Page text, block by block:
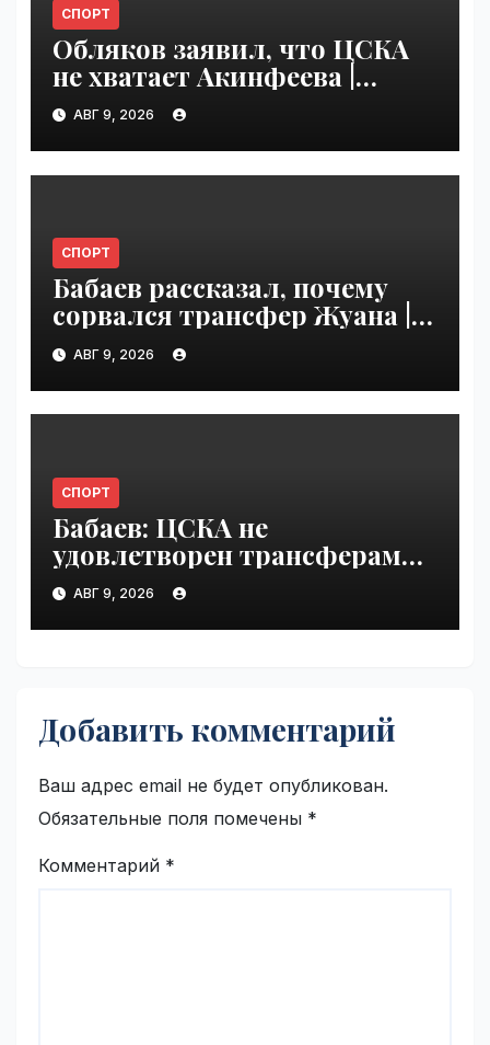
СПОРТ
Обляков заявил, что ЦСКА
не хватает Акинфеева |
VseTime.ru
АВГ 9, 2026
СПОРТ
Бабаев рассказал, почему
сорвался трансфер Жуана |
VseTime.ru
АВГ 9, 2026
СПОРТ
Бабаев: ЦСКА не
удовлетворен трансферами |
VseTime.ru
АВГ 9, 2026
Добавить комментарий
Ваш адрес email не будет опубликован.
Обязательные поля помечены *
Комментарий *